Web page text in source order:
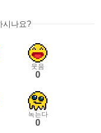
시나요?
웃음
0
녹는다
0